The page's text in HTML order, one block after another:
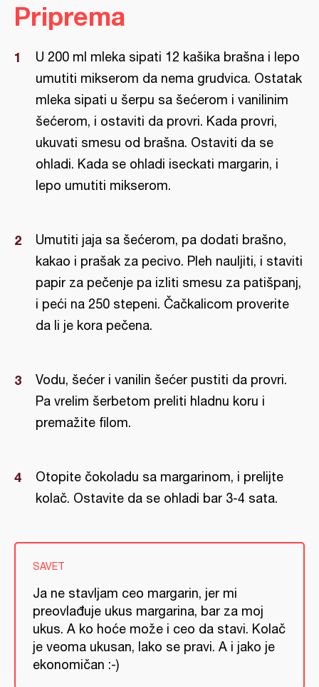
Priprema
U 200 ml mleka sipati 12 kašika brašna i lepo
umutiti mikserom da nema grudvica. Ostatak
mleka sipati u šerpu sa šećerom i vanilinim
šećerom, i ostaviti da provri. Kada provri,
ukuvati smesu od brašna. Ostaviti da se
ohladi. Kada se ohladi iseckati margarin, i
lepo umutiti mikserom.
Umutiti jaja sa šećerom, pa dodati brašno,
kakao i prašak za pecivo. Pleh nauljiti, i staviti
papir za pečenje pa izliti smesu za patišpanj,
i peći na 250 stepeni. Čačkalicom proverite
da li je kora pečena.
Vodu, šećer i vanilin šećer pustiti da provri.
Pa vrelim šerbetom preliti hladnu koru i
premažite filom.
Otopite čokoladu sa margarinom, i prelijte
kolač. Ostavite da se ohladi bar 3-4 sata.
SAVET
Ja ne stavljam ceo margarin, jer mi
preovlađuje ukus margarina, bar za moj
ukus. A ko hoće može i ceo da stavi. Kolač
je veoma ukusan, lako se pravi. A i jako je
ekonomičan :-)